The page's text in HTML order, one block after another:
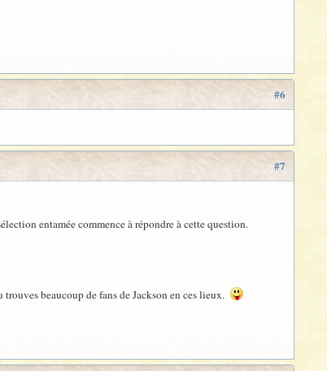
#6
#7
entamée commence à répondre à cette question.
trouves beaucoup de fans de Jackson en ces lieux.